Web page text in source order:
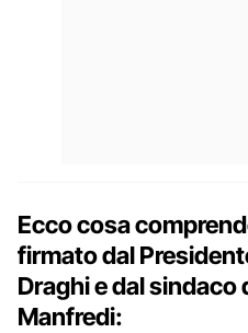
Ecco cosa
firmato dal
Draghi e dal sindaco
Manfredi: